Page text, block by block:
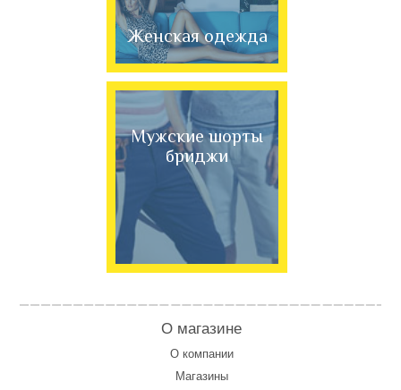
Женская одежда
Мужские шорты
бриджи
О магазине
О компании
Магазины